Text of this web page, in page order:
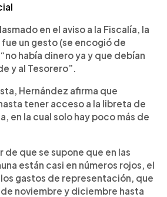
en el aviso a la Fiscalía, la
un gesto (se encogió de
había dinero ya y que debían
y al Tesorero”.
Hernández afirma que
tener acceso a la libreta de
en la cual solo hay poco más de
de que se supone que en las
están casi en números rojos, el
gastos de representación, que
noviembre y diciembre hasta